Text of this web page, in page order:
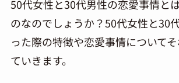
50代女性と30代男性の恋愛事情と
のなのでしょうか？50代女性と30
った際の特徴や恋愛事情について
ていきます。